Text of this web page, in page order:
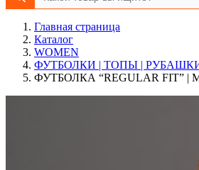
Главная страница
Каталог
WOMEN
ФУТБОЛКИ | ТОПЫ |
ФУТБОЛКА “REGULAR FIT”